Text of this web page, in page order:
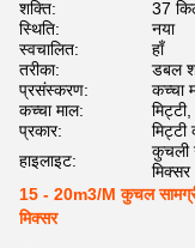
शक्ति:
37
स्थिति:
नया
स्वचालित:
हाँ
तरीका:
डबल
प्रसंस्करण:
कच्चा
कच्चा माल:
प्रकार:
हाइलाइट:
कुचली
मिक्सर
15 - 20m3/M कुचल
मिक्सर